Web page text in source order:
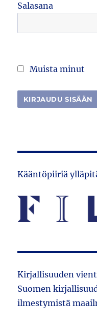
Salasana
Muista minut
Kääntöpiiriä
Kirjallisuuden
Suomen
ilmestymistä